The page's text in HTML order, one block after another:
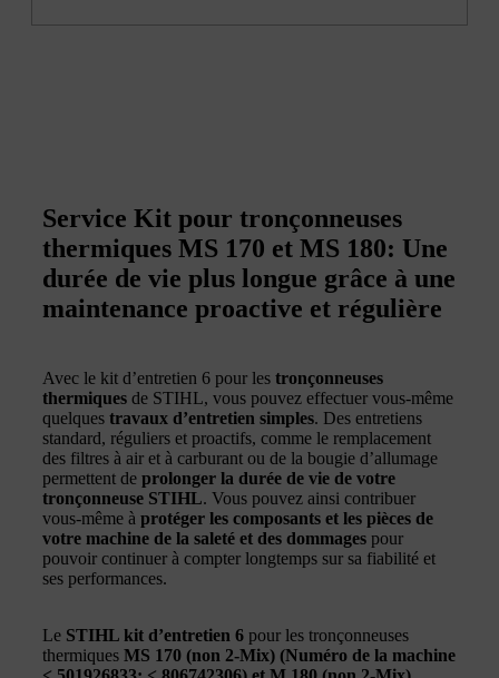
Service Kit pour tronçonneuses
thermiques MS 170 et MS 180: Une
durée de vie plus longue grâce à une
maintenance proactive et régulière
Avec le kit d’entretien 6 pour les tronçonneuses
thermiques de STIHL, vous pouvez effectuer vous-même
quelques travaux d’entretien simples. Des entretiens
standard, réguliers et proactifs, comme le remplacement
des filtres à air et à carburant ou de la bougie d’allumage
permettent de prolonger la durée de vie de votre
tronçonneuse STIHL. Vous pouvez ainsi contribuer
vous-même à protéger les composants et les pièces de
votre machine de la saleté et des dommages pour
pouvoir continuer à compter longtemps sur sa fiabilité et
ses performances.
Le STIHL kit d’entretien 6 pour les tronçonneuses
thermiques MS 170 (non 2-Mix) (Numéro de la machine